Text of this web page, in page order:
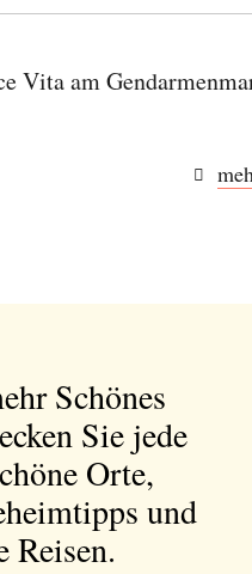
Vita am
Schönes
Sie jede
Orte,
und
Reisen.